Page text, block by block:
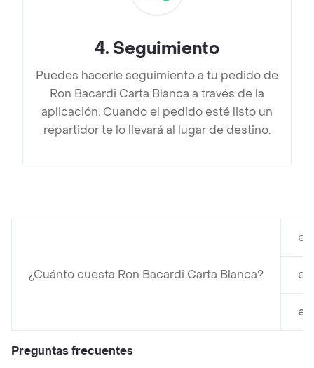
4. Seguimiento
Puedes hacerle seguimiento a tu pedido de
Ron Bacardi Carta Blanca a través de la
aplicación. Cuando el pedido esté listo un
repartidor te lo llevará al lugar de destino.
¿Cuánto cuesta Ron Bacardi Carta Blanca?
Preguntas frecuentes